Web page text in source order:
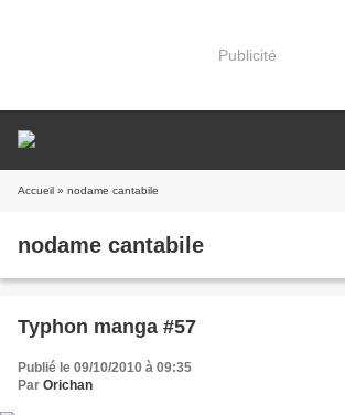
Publicité
Accueil » nodame cantabile
nodame cantabile
Typhon manga #57
Publié le 09/10/2010 à 09:35
Par Orichan